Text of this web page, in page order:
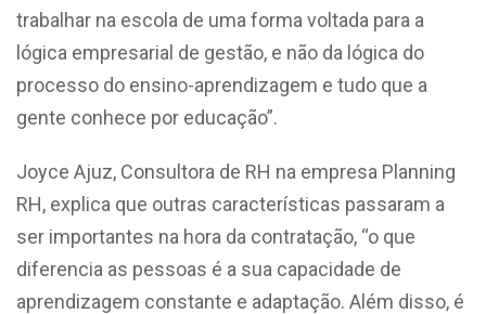
trabalhar na escola de uma forma voltada para a
lógica empresarial de gestão, e não da lógica do
processo do ensino-aprendizagem e tudo que a
gente conhece por educação”.
Joyce Ajuz, Consultora de RH na empresa Planning
RH, explica que outras características passaram a
ser importantes na hora da contratação, “o que
diferencia as pessoas é a sua capacidade de
aprendizagem constante e adaptação. Além disso, é